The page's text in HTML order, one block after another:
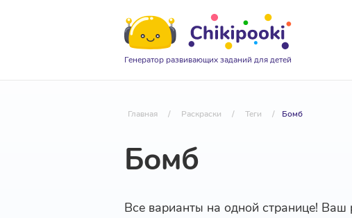
Генератор развивающих заданий для детей
Главная / Раскраски / Теги / Бомб
Бомб
Все варианты на одной странице! Ваш